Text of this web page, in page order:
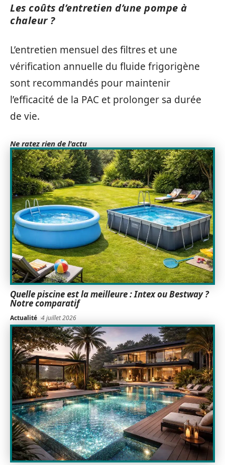
Les coûts d’entretien d’une pompe à
chaleur ?
L’entretien mensuel des filtres et une
vérification annuelle du fluide frigorigène
sont recommandés pour maintenir
l’efficacité de la PAC et prolonger sa durée
de vie.
Ne ratez rien de l'actu
Quelle piscine est la meilleure : Intex ou Bestway ?
Notre comparatif
Actualité 4 juillet 2026